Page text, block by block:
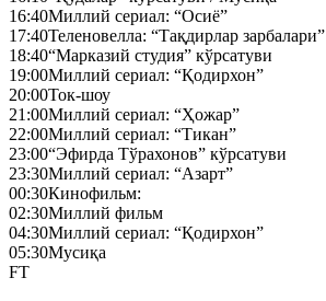
16:40Миллий сериал: “Осиё”
17:40Теленовелла: “Тақдирлар зарбалари”
18:40“Марказий студия” кўрсатуви
19:00Миллий сериал: “Қодирхон”
20:00Ток-шоу
21:00Миллий сериал: “Ҳожар”
22:00Миллий сериал: “Тикан”
23:00“Эфирда Тўрахонов” кўрсатуви
23:30Миллий сериал: “Азарт”
00:30Кинофильм:
02:30Миллий фильм
04:30Миллий сериал: “Қодирхон”
05:30Мусиқа
FT